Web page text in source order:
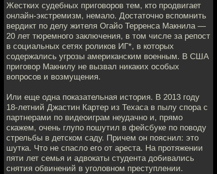
Жестких судебных приговоров тем, кто продвигает
онлайн-экстремизм, немало. Достаточно вспомнить
вердикт по делу жителя Огайо Терренса Макнила —
20 лет тюремного заключения, в том числе за репост
в социальных сетях роликов ИГ*, в которых
содержались угрозы американским военным. В США
приговор Макнилу не вызвал никаких особых
вопросов и возмущения.
Или еще одна показательная история. В 2013 году
18-летний Джастин Картер из Техаса в пылу спора с
партнерами по видеоиграм неудачно и, прямо
скажем, очень глупо пошутил в фейсбуке по поводу
стрельбы в детском саду. Причем он пояснил: это
шутка. Что не спасло его от ареста. На протяжении
пяти лет семья и адвокаты студента добивались
снятия обвинений в уголовном преступлении.